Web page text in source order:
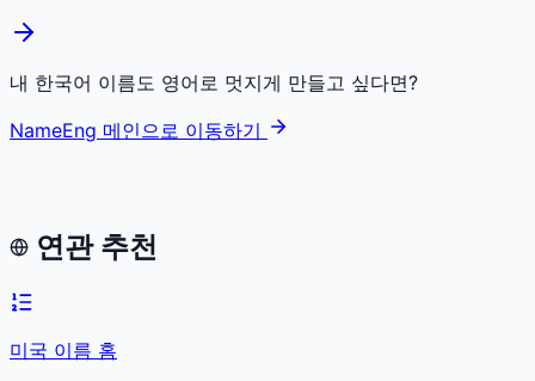
내 한국어 이름도 영어로 멋지게 만들고 싶다면?
NameEng 메인으로 이동하기
연관 추천
미국 이름 홈